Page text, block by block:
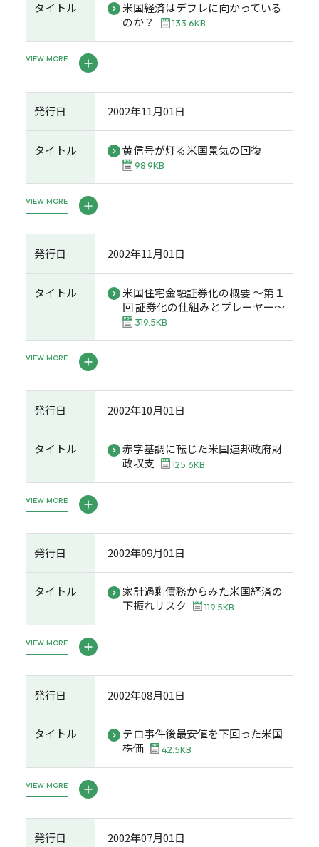
タイトル
米国経済はデフレに向かっている
のか？
133.6KB
VIEW MORE
発行日 2002年11月01日
タイトル 黄信号が灯る米国景気の回復
98.9KB
VIEW MORE
発行日 2002年11月01日
タイトル
米国住宅金融証券化の概要 ～第１
回 証券化の仕組みとプレーヤー～
319.5KB
VIEW MORE
発行日 2002年10月01日
タイトル
赤字基調に転じた米国連邦政府財
政収支
125.6KB
VIEW MORE
発行日 2002年09月01日
タイトル
家計過剰債務からみた米国経済の
下振れリスク
119.5KB
VIEW MORE
発行日 2002年08月01日
タイトル
テロ事件後最安値を下回った米国
株価
42.5KB
VIEW MORE
発行日 2002年07月01日